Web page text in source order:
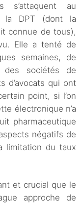
s’attaquent au
la DPT (dont la
connue de tous),
Elle a tenté de
semaines, de
des sociétés de
d’avocats qui ont
point, si l’on
électronique n’a
pharmaceutique
négatifs de
limitation du taux
et crucial que le
approche de